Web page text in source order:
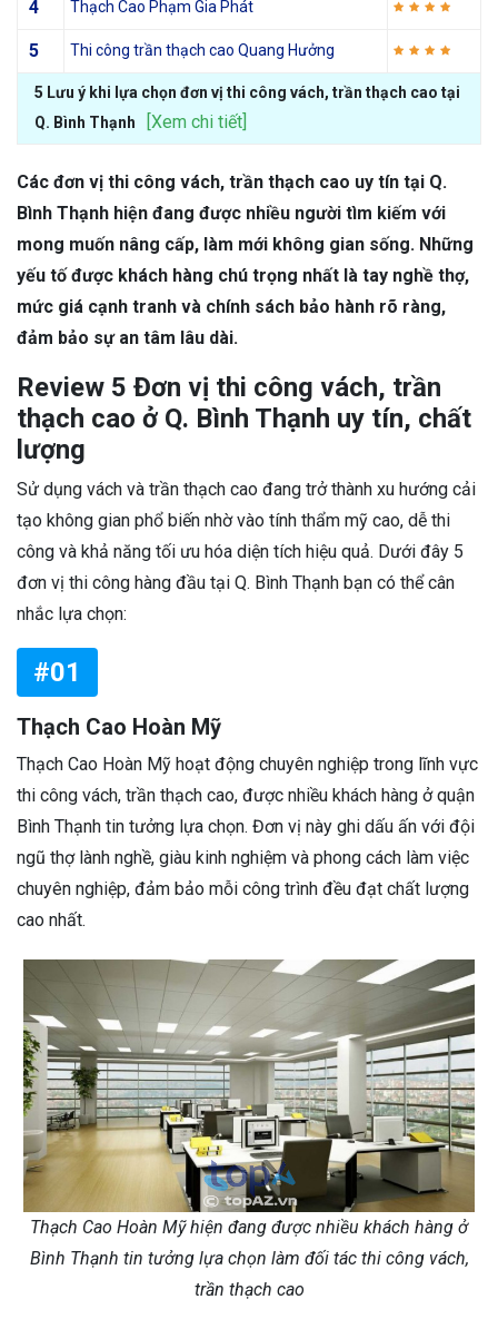
4 Thạch Cao Phạm Gia Phát
5 Thi công trần thạch cao Quang Hưởng
5 Lưu ý khi lựa chọn đơn vị thi công vách, trần thạch cao tại
Q. Bình Thạnh
[Xem chi tiết]
Các đơn vị thi công vách, trần thạch cao uy tín tại Q.
Bình Thạnh hiện đang được nhiều người tìm kiếm với
mong muốn nâng cấp, làm mới không gian sống. Những
yếu tố được khách hàng chú trọng nhất là tay nghề thợ,
mức giá cạnh tranh và chính sách bảo hành rõ ràng,
đảm bảo sự an tâm lâu dài.
Review 5 Đơn vị thi công vách, trần
thạch cao ở Q. Bình Thạnh uy tín, chất
lượng
Sử dụng vách và trần thạch cao đang trở thành xu hướng cải
tạo không gian phổ biến nhờ vào tính thẩm mỹ cao, dễ thi
công và khả năng tối ưu hóa diện tích hiệu quả. Dưới đây 5
đơn vị thi công hàng đầu tại Q. Bình Thạnh bạn có thể cân
nhắc lựa chọn:
#01
Thạch Cao Hoàn Mỹ
Thạch Cao Hoàn Mỹ hoạt động chuyên nghiệp trong lĩnh vực
thi công vách, trần thạch cao, được nhiều khách hàng ở quận
Bình Thạnh tin tưởng lựa chọn. Đơn vị này ghi dấu ấn với đội
ngũ thợ lành nghề, giàu kinh nghiệm và phong cách làm việc
chuyên nghiệp, đảm bảo mỗi công trình đều đạt chất lượng
cao nhất.
Thạch Cao Hoàn Mỹ hiện đang được nhiều khách hàng ở
Bình Thạnh tin tưởng lựa chọn làm đối tác thi công vách,
trần thạch cao